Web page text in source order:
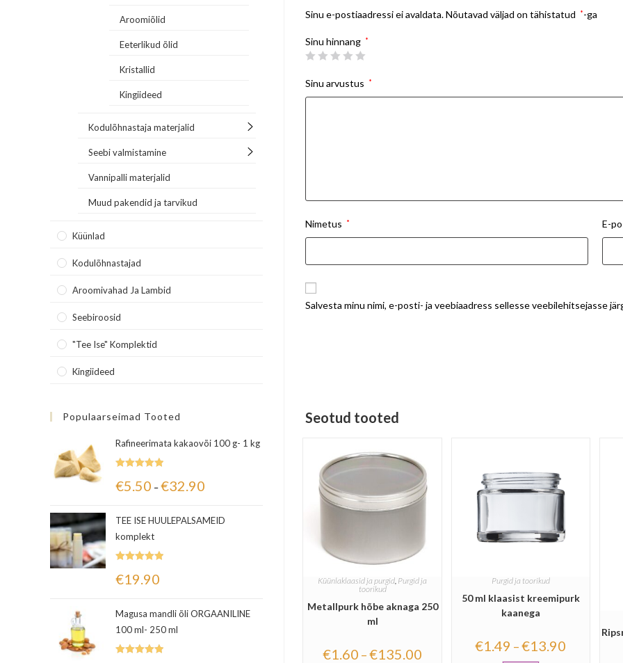
Sinu e-postiaadressi ei avaldata.Nõutavad väljad on tähistatud *-ga
Sinu hinnang *
Sinu arvustus *
Nimetus * E-
Salvesta minu nimi, e-posti- ja veebiaadress sellesse veebilehitsejasse
Seotud tooted
Küünlaklaasid ja purgid Purgid ja
toorikud
Metallpurk hõbe aknaga 250
ml
€1.60 –€135.00
Purgid ja toorikud
50 ml klaasist kreemipurk
kaanega
€1.49 –€13.90
Aroomiõlid
Eeterlikud õlid
Kristallid
Kingiideed
Kodulõhnastaja materjalid
Seebi valmistamine
Vannipalli materjalid
Muud pakendid ja tarvikud
Küünlad
Kodulõhnastajad
Aroomivahad Ja Lambid
Seebiroosid
"Tee Ise" Komplektid
Kingiideed
Populaarseimad Tooted
Rafineerimata kakaovõi 100 g- 1 kg
5.00 / 5
€5.50 –€32.90
TEE ISE HUULEPALSAMEID
komplekt
5.00 / 5
€19.90
Magusa mandli õli ORGAANILINE
100 ml- 250 ml